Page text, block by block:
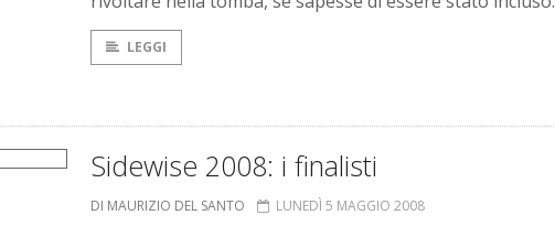
LEGGI
Sidewise 2008: i finalisti
DI MAURIZIO DEL SANTO LUNEDÌ 5 MAGGIO 2008